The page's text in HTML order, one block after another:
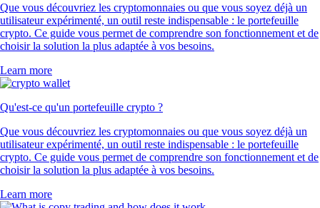
Que vous découvriez les cryptomonnaies ou que vous soyez déjà un
utilisateur expérimenté, un outil reste indispensable : le portefeuille
crypto. Ce guide vous permet de comprendre son fonctionnement et de
choisir la solution la plus adaptée à vos besoins.
Learn more
Qu'est-ce qu'un portefeuille crypto ?
Que vous découvriez les cryptomonnaies ou que vous soyez déjà un
utilisateur expérimenté, un outil reste indispensable : le portefeuille
crypto. Ce guide vous permet de comprendre son fonctionnement et de
choisir la solution la plus adaptée à vos besoins.
Learn more